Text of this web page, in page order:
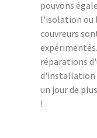
pouvons
l'isolation ou
couvreurs
réparations
d'installation
un jour de
!